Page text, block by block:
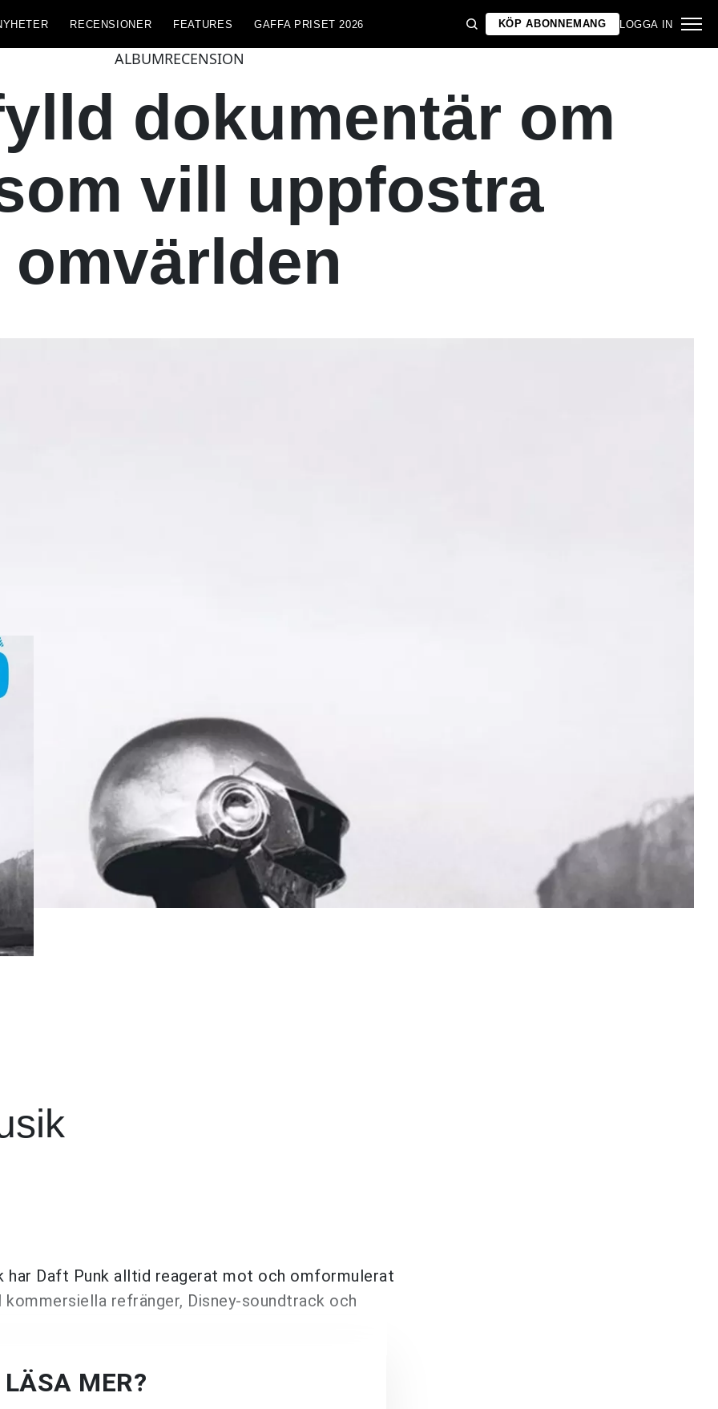
RECENSIONER FEATURES GAFFA PRISET 2026 KÖP ABONNEMANG LOGGA IN
ALBUMRECENSION
dokumentär om
vill uppfostra
omvärlden
har Daft Punk alltid reagerat mot och omformulerat
refränger, Disney-soundtrack och
MER?